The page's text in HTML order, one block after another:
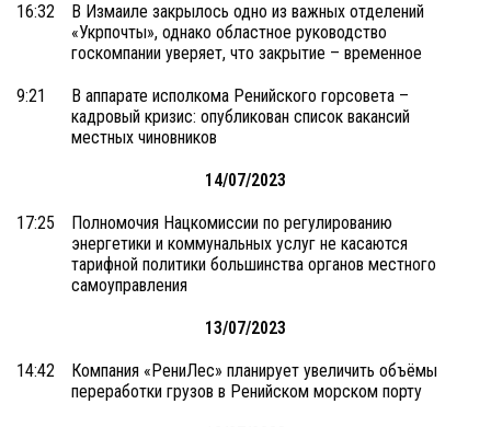
16:32
В Измаиле закрылось одно из важных отделений
«Укрпочты», однако областное руководство
госкомпании уверяет, что закрытие – временное
9:21
В аппарате исполкома Ренийского горсовета –
кадровый кризис: опубликован список вакансий
местных чиновников
14/07/2023
17:25
Полномочия Нацкомиссии по регулированию
энергетики и коммунальных услуг не касаются
тарифной политики большинства органов местного
самоуправления
13/07/2023
14:42
Компания «РениЛес» планирует увеличить объёмы
переработки грузов в Ренийском морском порту